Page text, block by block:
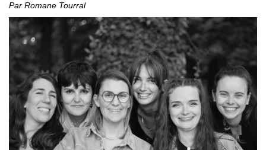
Par Romane Tourral